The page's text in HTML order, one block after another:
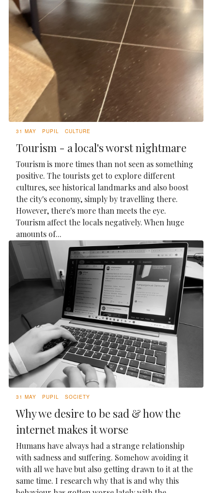
31 MAY PUPIL CULTURE
Tourism - a local's worst nightmare
Tourism is more times than not seen as something
positive. The tourists get to explore different
cultures, see historical landmarks and also boost
the city's economy, simply by travelling there.
However, there's more than meets the eye.
Tourism affect the locals negatively. When huge
amounts of...
31 MAY PUPIL SOCIETY
Why we desire to be sad & how the
internet makes it worse
Humans have always had a strange relationship
with sadness and suffering. Somehow avoiding it
with all we have but also getting drawn to it at the
same time. I research why that is and why this